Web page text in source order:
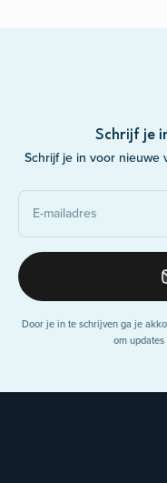
Schrijf je
Schrijf je in voor nieuwe
E-mailadres
Door je in te schrijven ga je
om